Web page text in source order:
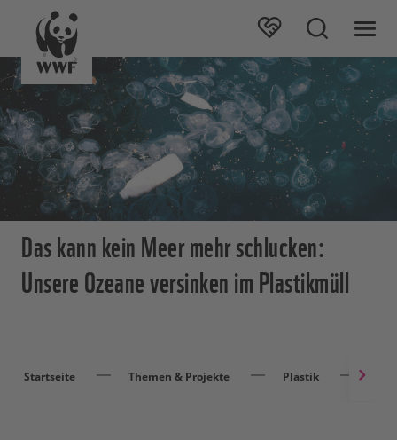
Das kann kein Meer mehr schlucken:
Unsere Ozeane versinken im Plastikmüll
Startseite Themen & Projekte Plastik